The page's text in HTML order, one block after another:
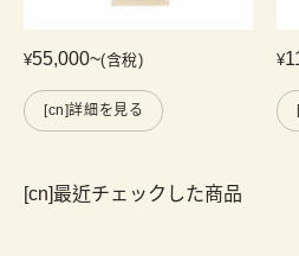
¥55,000~(含稅)
[cn]詳細を見る
¥
[cn]最近チェックした商品